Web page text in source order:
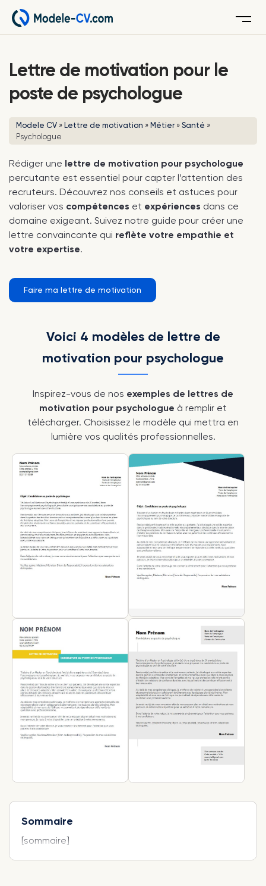
Menu
Lettre de motivation pour le
poste de psychologue
Modele CV » Lettre de motivation » Métier » Santé »
Psychologue
Rédiger une lettre de motivation pour psychologue
percutante est essentiel pour capter l’attention des
recruteurs. Découvrez nos conseils et astuces pour
valoriser vos compétences et expériences dans ce
domaine exigeant. Suivez notre guide pour créer une
lettre convaincante qui reflète votre empathie et
votre expertise.
Faire ma lettre de motivation
Voici 4 modèles de lettre de
motivation pour psychologue
Inspirez-vous de nos exemples de lettres de
motivation pour psychologue à remplir et
télécharger. Choisissez le modèle qui mettra en
lumière vos qualités professionnelles.
Sommaire
[sommaire]